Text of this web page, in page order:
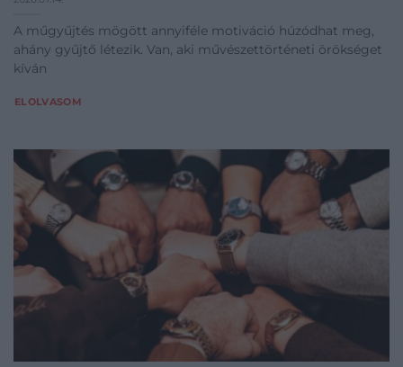
A műgyűjtés mögött annyiféle motiváció húzódhat meg,
ahány gyűjtő létezik. Van, aki művészettörténeti örökséget
kíván
ELOLVASOM